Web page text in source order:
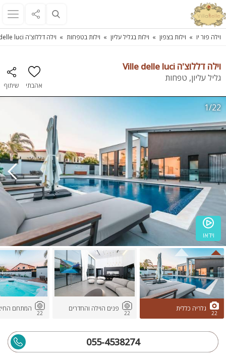
וילה פור יו וילות בצפון וילות בגליל עליון וילות בטפחות וילה דללוצ'ה Ville delle luci
וילה דללוצ'ה Ville delle luci
גליל עליון, טפחות
אהבתי שיתוף
וידאו
1/22
22
גלריה כללית
22
פנים הוילה והחדרים
22
המתחם
055-4538274